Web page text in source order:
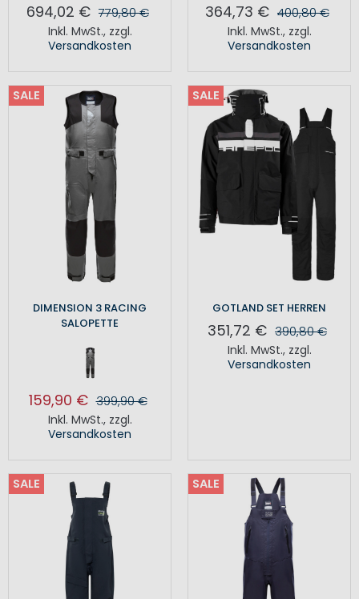
694,02 € 779,80 €
Inkl. MwSt., zzgl.
Versandkosten
364,73 € 400,80 €
Inkl. MwSt., zzgl.
Versandkosten
SALE
DIMENSION 3 RACING
SALOPETTE
159,90 € 399,90 €
Inkl. MwSt., zzgl.
Versandkosten
SALE
GOTLAND SET HERREN
351,72 € 390,80 €
Inkl. MwSt., zzgl.
Versandkosten
SALE SALE